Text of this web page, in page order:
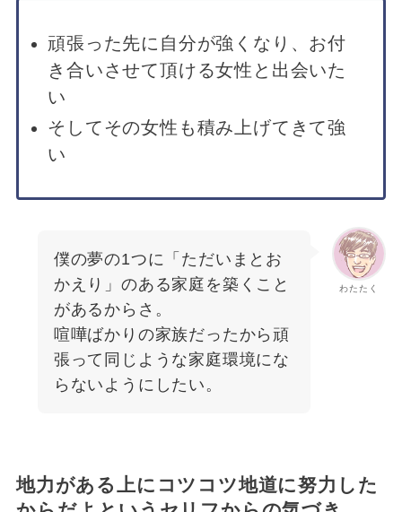
頑張った先に自分が強くなり、お付
き合いさせて頂ける女性と出会いた
い
そしてその女性も積み上げてきて強
い
わたたく
僕の夢の1つに「ただいまとお
かえり」のある家庭を築くこと
があるからさ。
喧嘩ばかりの家族だったから頑
張って同じような家庭環境にな
らないようにしたい。
地力がある上にコツコツ地道に努力した